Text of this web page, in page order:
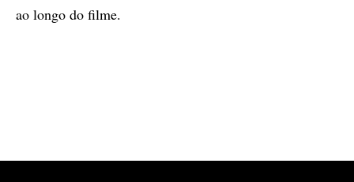
ao longo do filme.